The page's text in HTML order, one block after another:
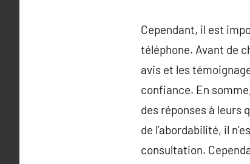
Cependant, il est
téléphone. Avant de
avis et les
confiance. En
des réponses à leurs
de l’abordabilité, il
consultation.